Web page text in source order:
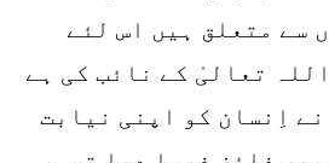
سے متعلق ہیں اس لئے
تعالیٰ کے نائب کی ہے
اِنسان کو اپنی نیابت